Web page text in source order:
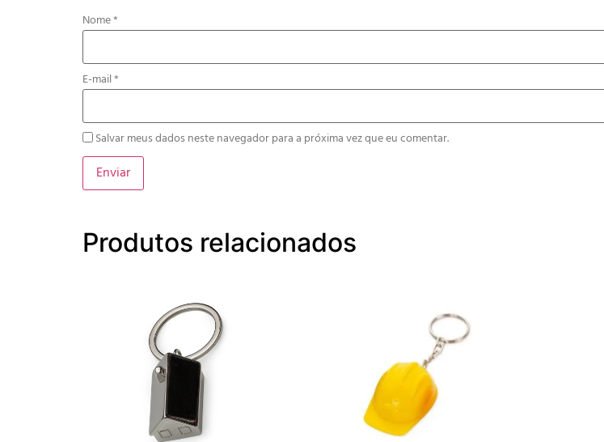
Nome*
E-mail*
Salvar meus dados neste navegador para a próxima vez que eu comentar.
Produtos relacionados